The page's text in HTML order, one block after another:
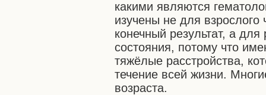
какими являются
изучены не для взрослого
конечный результат, а
состояния, потому что
тяжёлые расстройства,
течение всей жизни.
возраста.